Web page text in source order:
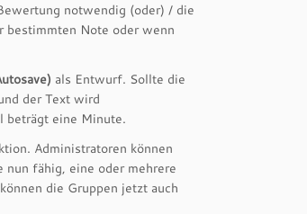
notwendig (oder) / die
bestimmten Note oder wenn
als Entwurf. Sollte die
der Text wird
beträgt eine Minute.
Administratoren können
nun fähig, eine oder mehrere
die Gruppen jetzt auch